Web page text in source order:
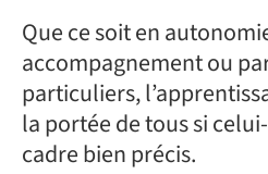
Que ce soit en
accompagnement ou
particuliers,
la portée de tous si
cadre bien précis.